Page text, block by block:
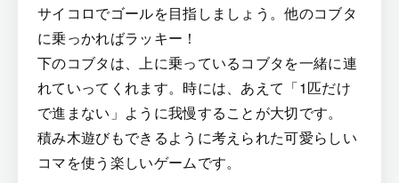
サイコロでゴールを目指しましょう。他のコブタ
に乗っかればラッキー！
下のコブタは、上に乗っているコブタを一緒に連
れていってくれます。時には、あえて「1匹だけ
で進まない」ように我慢することが大切です。
積み木遊びもできるように考えられた可愛らしい
コマを使う楽しいゲームです。